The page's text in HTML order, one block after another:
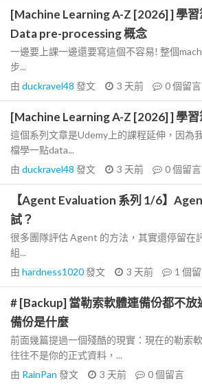
[Machine Learning A-Z [2026] ] 學習
Data pre-processing 概念
一邊要上課一邊還要寫這個不容易! 整個
步...
由 duckravel48 發文 3 天前 0個留言
[Machine Learning A-Z [2026] ] 學習
這個系列文章是Udemy上的課程延伸，因為
檔學一點data...
由 duckravel48 發文 3 天前 0個留言
【Agent Evaluation 系列 1/6】
試？
很多團隊評估 Agent 的方法，其實還停留在
組...
由 hardness1020發文 3 天前 1 個
# [Backup] 當勒索軟體連備份都不放
備份是什麼
前面幾篇提過一個殘酷的現實：現在的勒索
往往不是你的正式資料，...
由 RainPan 發文 3 天前 0個留言